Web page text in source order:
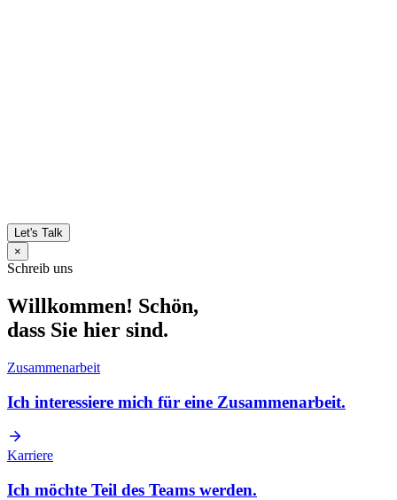
Let's Talk
×
Schreib uns
Willkommen! Schön,
dass Sie hier sind.
Zusammenarbeit
Ich interessiere mich für eine Zusammenarbeit.
Karriere
Ich möchte Teil des Teams werden.